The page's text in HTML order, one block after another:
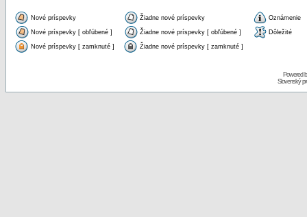
Nové príspevky Žiadne nové príspevky Oznámenie
Nové príspevky [ obľúbené ] Žiadne nové príspevky [ obľúbené ] Dôležité
Nové príspevky [ zamknuté ] Žiadne nové príspevky [ zamknuté ]
Powered
Slovenský